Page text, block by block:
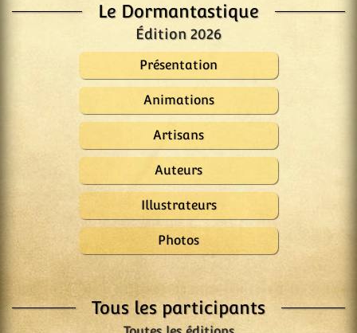
Le Dormantastique
Édition 2026
Présentation
Animations
Artisans
Auteurs
Illustrateurs
Photos
Tous les participants